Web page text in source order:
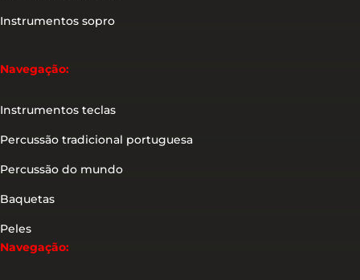
Instrumentos sopro
Navegação:
Instrumentos teclas
Percussão tradicional portuguesa
Percussão do mundo
Baquetas
Peles
Navegação: